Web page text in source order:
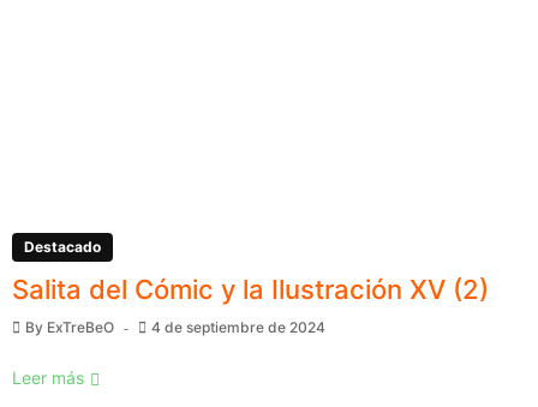
Destacado
Salita del Cómic y la Ilustración XV (2)
By ExTreBeO 4 de septiembre de 2024
Leer más